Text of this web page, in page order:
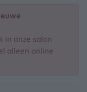
in onze salon
alleen online